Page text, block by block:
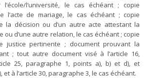
l’université, le cas échéant ; copie
l’acte de mariage, le cas échéant ; copie
la décision ou d’un autre acte attestant la
ou d’une autre relation, le cas échéant ; copie
justice pertinente ; document prouvant la
; tout autre document visé à l’article 16,
25, paragraphe 1, points a), b) et d), et
à l’article 30, paragraphe 3, le cas échéant.